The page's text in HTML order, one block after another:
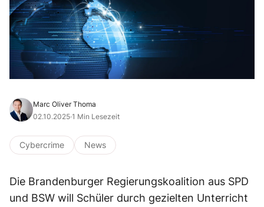
Marc Oliver Thoma
02.10.2025·1 Min Lesezeit
Cybercrime News
Die Brandenburger Regierungskoalition aus SPD
und BSW will Schüler durch gezielten Unterricht